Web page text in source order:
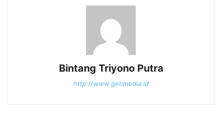
Bintang Triyono Putra
http://www.getimedia.id